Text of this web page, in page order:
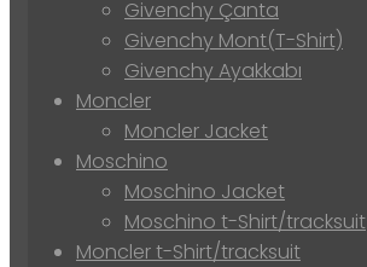
Givenchy Çanta
Givenchy Mont(T-Shirt)
Givenchy Ayakkabı
Moncler
Moncler Jacket
Moschino
Moschino Jacket
Moschino t-Shirt/tracksuit
Moncler t-Shirt/tracksuit